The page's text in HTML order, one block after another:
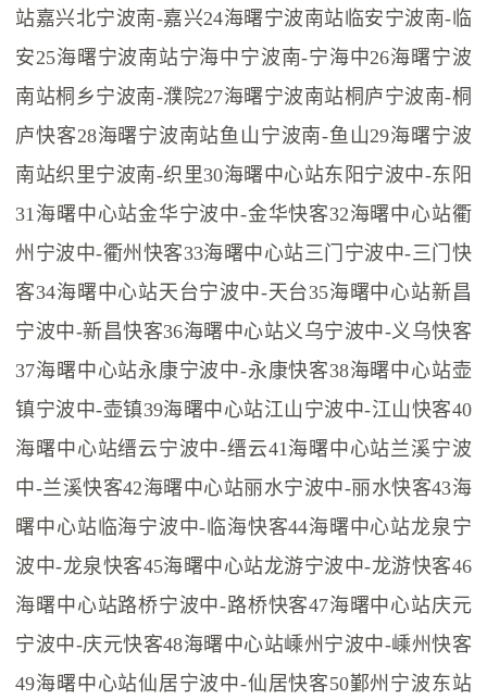
站嘉兴北宁波南-嘉兴24海曙宁波南站临安宁波南-临
安25海曙宁波南站宁海中宁波南-宁海中26海曙宁波
南站桐乡宁波南-濮院27海曙宁波南站桐庐宁波南-桐
庐快客28海曙宁波南站鱼山宁波南-鱼山29海曙宁波
南站织里宁波南-织里30海曙中心站东阳宁波中-东阳
31海曙中心站金华宁波中-金华快客32海曙中心站衢
州宁波中-衢州快客33海曙中心站三门宁波中-三门快
客34海曙中心站天台宁波中-天台35海曙中心站新昌
宁波中-新昌快客36海曙中心站义乌宁波中-义乌快客
37海曙中心站永康宁波中-永康快客38海曙中心站壶
镇宁波中-壶镇39海曙中心站江山宁波中-江山快客40
海曙中心站缙云宁波中-缙云41海曙中心站兰溪宁波
中-兰溪快客42海曙中心站丽水宁波中-丽水快客43海
曙中心站临海宁波中-临海快客44海曙中心站龙泉宁
波中-龙泉快客45海曙中心站龙游宁波中-龙游快客46
海曙中心站路桥宁波中-路桥快客47海曙中心站庆元
宁波中-庆元快客48海曙中心站嵊州宁波中-嵊州快客
49海曙中心站仙居宁波中-仙居快客50鄞州宁波东站